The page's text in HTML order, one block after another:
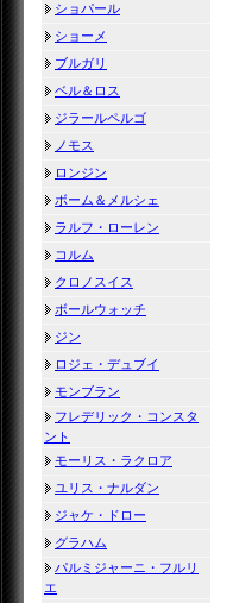
ショパール
ショーメ
ブルガリ
ベル＆ロス
ジラールペルゴ
ノモス
ロンジン
ボーム＆メルシェ
ラルフ・ローレン
コルム
クロノスイス
ボールウォッチ
ジン
ロジェ・デュブイ
モンブラン
フレデリック・コンスタ
ント
モーリス・ラクロア
ユリス・ナルダン
ジャケ・ドロー
グラハム
パルミジャーニ・フルリ
エ